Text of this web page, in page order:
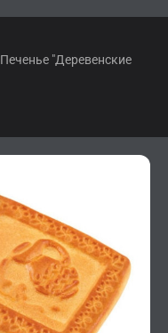
Печенье "Деревенские